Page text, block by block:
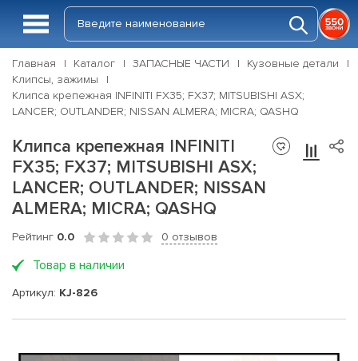
Главная Каталог ЗАПАСНЫЕ ЧАСТИ
Кузовные детали
Клипсы, зажимы
Клипса крепежная INFINITI FX35; FX37; MITSUBISHI ASX;
LANCER; OUTLANDER; NISSAN ALMERA; MICRA; QASHQ
Клипса крепежная INFINITI
FX35; FX37; MITSUBISHI ASX;
LANCER; OUTLANDER; NISSAN
ALMERA; MICRA; QASHQ
Рейтинг 0.0 0 отзывов
Товар в наличии
Артикул: KJ-826